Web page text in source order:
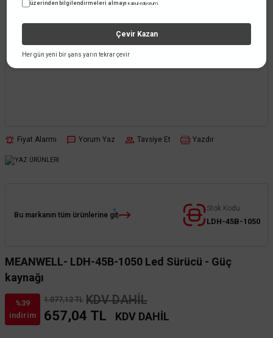
Fiyat Alarmı Yorum Yaz Tavsiye Et Yazdır
Bu markanın tüm ürünlerine git
Stok Kodu
LDH-45B-1050
MEANWELL- LDH-45B-1050 Led Sürücü - Güç
kaynağı
%39
indirim
1.077,12 TL KDV DAHİL
657,04 TL KDV DAHİL
üzerinden bilgilendirmeleri almayı kabul ediyorum.
Çevir Kazan
Her gün yeni bir şans yarın tekrar çevir